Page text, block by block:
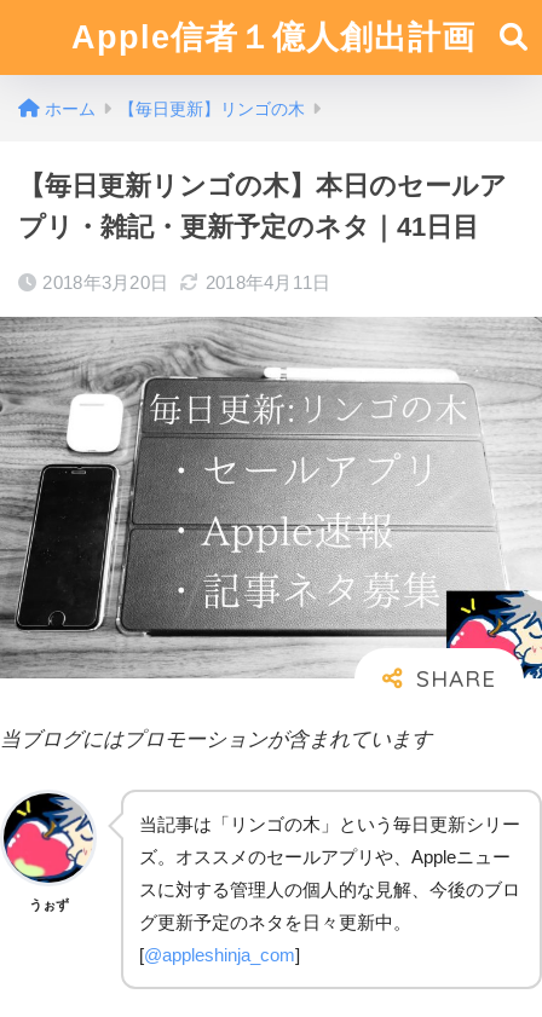
Apple信者１億人創出計画
ホーム 【毎日更新】リンゴの木
【毎日更新リンゴの木】本日のセールア
プリ・雑記・更新予定のネタ｜41日目
2018年3月20日 2018年4月11日
当ブログにはプロモーションが含まれています
うぉず
当記事は「リンゴの木」という毎日更新シリー
ズ。オススメのセールアプリや、Appleニュー
スに対する管理人の個人的な見解、今後のブロ
グ更新予定のネタを日々更新中。
[@appleshinja_com]